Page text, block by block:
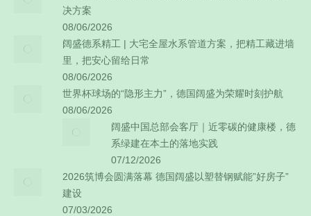
决方案
08/06/2026
阔盛德系精工 | 大宅全屋水系管道方案，把精工藏进墙
里，把安心留给日常
08/06/2026
世界杯球场的“隐形主力”，德国阔盛为荣耀时刻护航
08/06/2026
阔盛中国总部会客厅｜近零碳的健康楼，德
系绿建在本土的落地实践
07/12/2026
2026筑博会圆满落幕 德国阔盛以塑替钢赋能”好房子”
建设
07/03/2026